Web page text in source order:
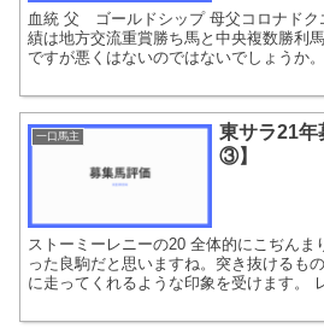
血統 父 ゴールドシップ 母父コロナドク
績は地方交流重賞勝ち馬と中央複数勝利
ですが悪くはないのではないでしょうか
一口馬主
東サラ21年
③】
ストーミーレニーの20 全体的にこぢんま
った良駒だと思いますね。突き抜けるも
に走ってくれるような印象を受けます。